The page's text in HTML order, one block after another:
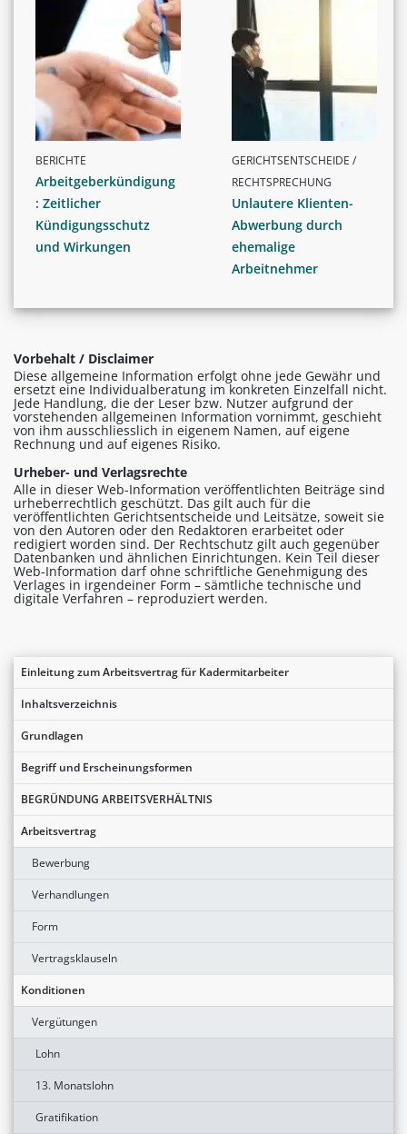
Einleitung zum Arbeitsvertrag für Kadermitarbeiter
Inhaltsverzeichnis
Grundlagen
Begriff und Erscheinungsformen
BEGRÜNDUNG ARBEITSVERHÄLTNIS
Arbeitsvertrag
Bewerbung
Verhandlungen
Form
Vertragsklauseln
Konditionen
Vergütungen
Lohn
13. Monatslohn
Gratifikation
BERICHTE
Arbeitgeberkündigung
: Zeitlicher
Kündigungsschutz
und Wirkungen
GERICHTSENTSCHEIDE /
RECHTSPRECHUNG
Unlautere Klienten-
Abwerbung durch
ehemalige
Arbeitnehmer
Vorbehalt / Disclaimer
Diese allgemeine Information erfolgt ohne jede Gewähr und
ersetzt eine Individualberatung im konkreten Einzelfall nicht.
Jede Handlung, die der Leser bzw. Nutzer aufgrund der
vorstehenden allgemeinen Information vornimmt, geschieht
von ihm ausschliesslich in eigenem Namen, auf eigene
Rechnung und auf eigenes Risiko.
Urheber- und Verlagsrechte
Alle in dieser Web-Information veröffentlichten Beiträge sind
urheberrechtlich geschützt. Das gilt auch für die
veröffentlichten Gerichtsentscheide und Leitsätze, soweit sie
von den Autoren oder den Redaktoren erarbeitet oder
redigiert worden sind. Der Rechtschutz gilt auch gegenüber
Datenbanken und ähnlichen Einrichtungen. Kein Teil dieser
Web-Information darf ohne schriftliche Genehmigung des
Verlages in irgendeiner Form – sämtliche technische und
digitale Verfahren – reproduziert werden.